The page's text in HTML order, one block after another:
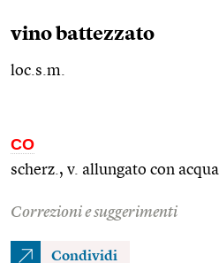
vino battezzato
loc.s.m.
CO
scherz., v. allungato con acqua
Correzioni e suggerimenti
Condividi